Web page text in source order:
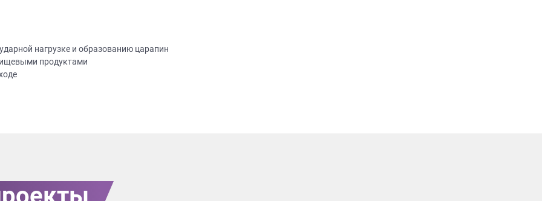
нагрузке и образованию царапин
продуктами